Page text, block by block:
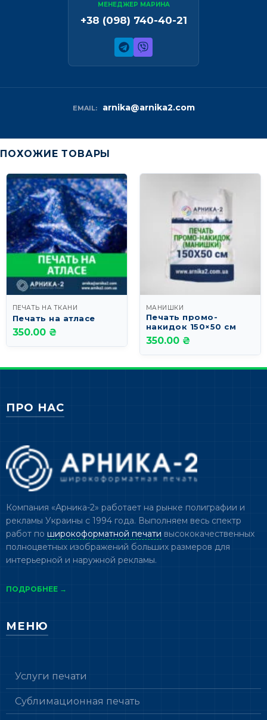
МЕНЕДЖЕР МАРИНА
+38 (098) 740-40-21
EMAIL: arnika@arnika2.com
ПОХОЖИЕ ТОВАРЫ
ПЕЧАТЬ НА ТКАНИ
Печать на атласе
350.00 ₴
МАНИШКИ
Печать промо-
накидок 150×50 см
350.00 ₴
ПРО НАС
Компания «Арника-2» работает на рынке полиграфии и
рекламы Украины с 1994 года. Выполняем весь спектр
работ по широкоформатной печати высококачественных
полноцветных изображений больших размеров для
интерьерной и наружной рекламы.
ПОДРОБНЕЕ →
МЕНЮ
Услуги печати
Сублимационная печать